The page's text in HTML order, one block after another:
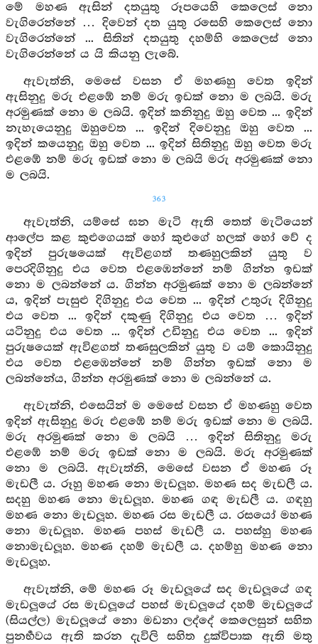
මේ මහණ ඇසින් දතයුතු රූපයෙහි කෙලෙස් නො
වැගිරෙන්නේ … දිවෙන් දත යුතු රසෙහි කෙලෙස් නො
වැගිරෙන්නේ ... සිතින් දතයුතු දහම්හි කෙලෙස් නො
වැගිරෙන්නේ ය යි කියනු ලැබේ.
ඇවැත්නි, මෙසේ වසන ඒ මහණහු වෙත ඉදින්
ඇසිනුදු මරු එළඹේ නම් මරු ඉඩක් නො ම ලබයි. මරු
අරමුණක් නො ම ලබයි. ඉදින් කනිනුදු ඔහු වෙත ... ඉදින්
නැහැයෙනුදු ඔහුවෙත ... ඉදින් දිවෙනුදු ඔහු වෙත ...
ඉදින් කයෙනුදු ඔහු වෙත ... ඉදින් සිතිනුදු ඔහු වෙත මරු
එළඹේ නම් මරු ඉඩක් නො ම ලබයි මරු අරමුණක් නො
ම ලබයි.
363
ඇවැත්නි, යම්සේ ඝන මැටි ඇති තෙත් මැටියෙන්
ආලේප කළ කුළුගෙයක් හෝ කුළුගේ හලක් හෝ වේ ද
ඉදින් පුරුෂයෙක් ඇවිළගත් තණහුලකින් යුතු ව
පෙරදිගිනුදු එය වෙත එළඹෙන්නේ නම් ගින්න ඉඩක්
නො ම ලබන්නේ ය. ගින්න අරමුණක් නො ම ලබන්නේ
ය, ඉදින් පැසුළු දිගිනුදු එය වෙත ... ඉදින් උතුරු දිගිනුදු
එය වෙත ... ඉදින් දකුණු දිගිනුදු එය වෙත … ඉදින්
යටිනුදු එය වෙත ... ඉදින් උඩිනුදු එය වෙත ... ඉදින්
පුරුෂයෙක් ඇවිළගත් තණසුලකින් යුතු ව යම් කොයිනුදු
එය වෙත එළඹෙන්නේ නම් ගින්න ඉඩක් නො ම
ලබන්නේය, ගින්න අරමුණක් නො ම ලබන්නේ ය.
ඇවැත්නි, එසෙයින් ම මෙසේ වසන ඒ මහණහු වෙත
ඉදින් ඇසිනුදු මරු එළඹේ නම් මරු ඉඩක් නො ම ලබයි.
මරු අරමුණක් නො ම ලබයි … ඉදින් සිතිනුදු මරු
එළඹේ නම් මරු ඉඩක් නො ම ලබයි. මරු අරමුණක්
නො ම ලබයි. ඇවැත්නි, මෙසේ වසන ඒ මහණ රූ
මැඩලී ය. රූහු මහණ නො මැඩලූහ. මහණ සද මැඩලී ය.
සදහු මහණ නො මැඩලූහ. මහණ ගඳ මැඩලී ය. ගඳහු
මහණ නො මැඩලූහ. මහණ රස මැඩලී ය. රසයෝ මහණ
නො මැඩලූහ. මහණ පහස් මැඩලී ය. පහස්හු මහණ
නොමැඩලූහ. මහණ දහම් මැඩලී ය. දහම්හු මහණ නො
මැඩලූහ.
ඇවැත්නි, මේ මහණ රූ මැඩලූයේ සද මැඩලූයේ ගඳ
මැඩලූයේ රස මැඩලූයේ පහස් මැඩලූයේ දහම් මැඩලූයේ
(සියල්ල) මැඩලූයේ නො මඩනා ලද්දේ කෙලෙසුන් සහිත
පුනර්‍භවය ඇති කරන දැවිලි සහිත දුක්විපාක ඇති මතු